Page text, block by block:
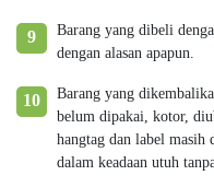
9
Barang yang dibeli
dengan alasan apapun.
10
Barang yang
belum dipakai, kotor,
hangtag dan label masih
dalam keadaan utuh